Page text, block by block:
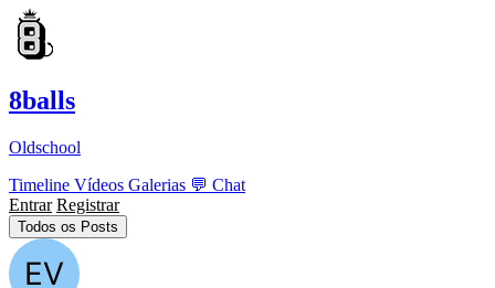
8balls
Oldschool
Timeline Vídeos Galerias 💬 Chat
Entrar Registrar
Todos os Posts